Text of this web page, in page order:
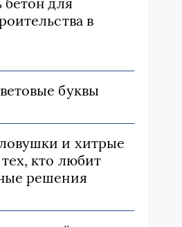
в
буквы
и хитрые
кто любит
решения